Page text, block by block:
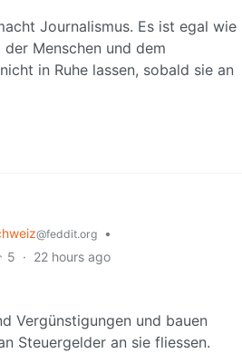
Journalismus. Es ist egal wie
Menschen und dem
in Ruhe lassen, sobald sie an
@feddit.org
•
5 · 22 hours ago
Vergünstigungen und bauen
Steuergelder an sie fliessen.